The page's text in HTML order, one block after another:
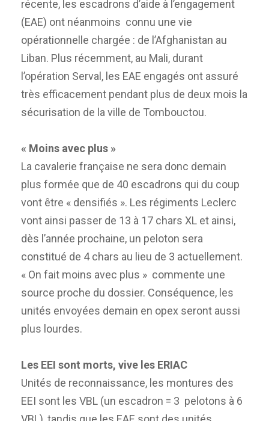
récente, les escadrons d’aide à l’engagement
(EAE) ont néanmoins connu une vie
opérationnelle chargée : de l’Afghanistan au
Liban. Plus récemment, au Mali, durant
l’opération Serval, les EAE engagés ont assuré
très efficacement pendant plus de deux mois la
sécurisation de la ville de Tombouctou.
« Moins avec plus »
La cavalerie française ne sera donc demain
plus formée que de 40 escadrons qui du coup
vont être « densifiés ». Les régiments Leclerc
vont ainsi passer de 13 à 17 chars XL et ainsi,
dès l’année prochaine, un peloton sera
constitué de 4 chars au lieu de 3 actuellement.
« On fait moins avec plus » commente une
source proche du dossier. Conséquence, les
unités envoyées demain en opex seront aussi
plus lourdes.
Les EEI sont morts, vive les ERIAC
Unités de reconnaissance, les montures des
EEI sont les VBL (un escadron = 3 pelotons à 6